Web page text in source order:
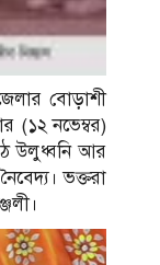
বোড়াশী
(১২ নভেম্বর)
উলুধ্বনি আর
ভক্তরা